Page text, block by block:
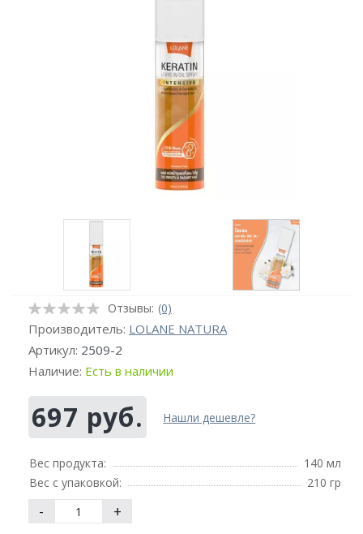
Отзывы: (0)
Производитель: LOLANE NATURA
Артикул: 2509-2
Наличие: Есть в наличии
697 руб. Нашли дешевле?
Вес продукта:
140 мл
Вес с упаковкой:
210 гр
- +